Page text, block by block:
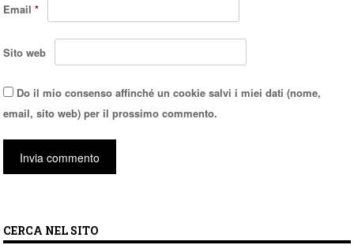
Email*
Sito web
Do il mio consenso affinché un cookie salvi i miei dati (nome,
email, sito web) per il prossimo commento.
CERCA NEL SITO